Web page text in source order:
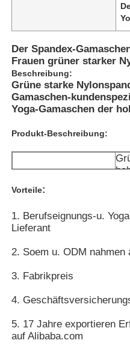
Produkte
Über uns
Treten Sie mit uns in
Nachrichten
Fälle
Fordern Sie ein Zitat
Der Spandex-
Frauen grüner starker
Beschreibung:
Grüne starke
Gamaschen-
Yoga-Gamaschen der
Produkt-Beschreibung:
Name
Gewebe
1:
3:
4:
Vorteile:
1. Berufseignungs-u.
Lieferant
2. Soem u. ODM nahmen
3. Fabrikpreis
4.
5. 17 Jahre exportieren
auf Alibaba.com